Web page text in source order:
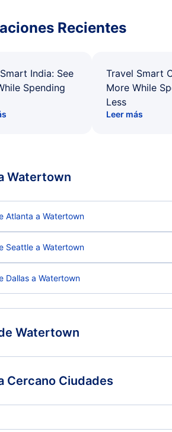
Recientes
India: See
Spending
Travel Smart
More While
Less
Leer más
Watertown
Atlanta a Watertown
Seattle a Watertown
Dallas a Watertown
Watertown
Watertown a Atlanta
Cercano Ciudades